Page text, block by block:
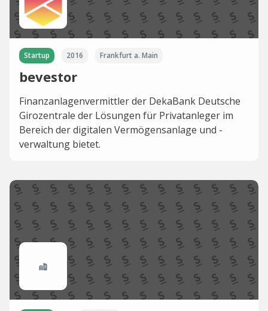
Startup 2016 Frankfurt a. Main
bevestor
Finanzanlagenvermittler der DekaBank Deutsche
Girozentrale der Lösungen für Privatanleger im
Bereich der digitalen Vermögensanlage und -
verwaltung bietet.